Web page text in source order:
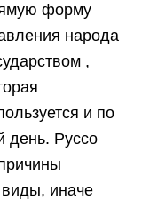
форму
народа
,
и по
день. Руссо
виды, иначе